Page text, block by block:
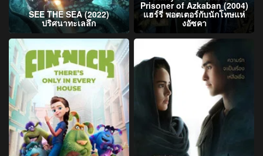
SEE THE SEA (2022)
ปริศนาทะเลลึก
Prisoner of Azkaban (2004)
แฮร์รี่ พอตเตอร์กับนักโทษแห่
งอัซคา